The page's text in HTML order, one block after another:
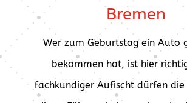
Bremen
Wer zum Geburtstag ein Auto
bekommen hat, ist hier
fachkundiger Aufischt dürfen die